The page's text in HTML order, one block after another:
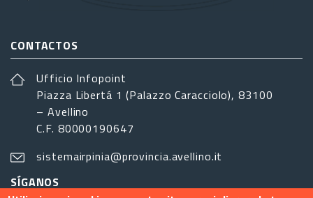
CONTACTOS
Ufficio Infopoint
Piazza Libertá 1 (Palazzo Caracciolo), 83100
– Avellino
C.F. 80000190647
sistemairpinia@provincia.avellino.it
SÍGANOS